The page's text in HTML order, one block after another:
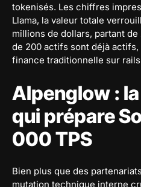
tokenisés. Les chiffres
Llama, la valeur totale
millions de dollars, partant
de 200 actifs sont déjà
finance traditionnelle sur
Alpenglow :
qui prépare
000 TPS
Bien plus que des
mutation technique interne